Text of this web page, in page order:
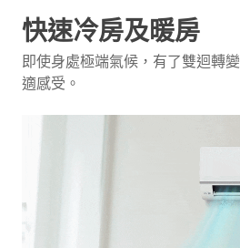
快速冷房及暖房
即使身處極端氣候，有了雙迴轉
適感受。